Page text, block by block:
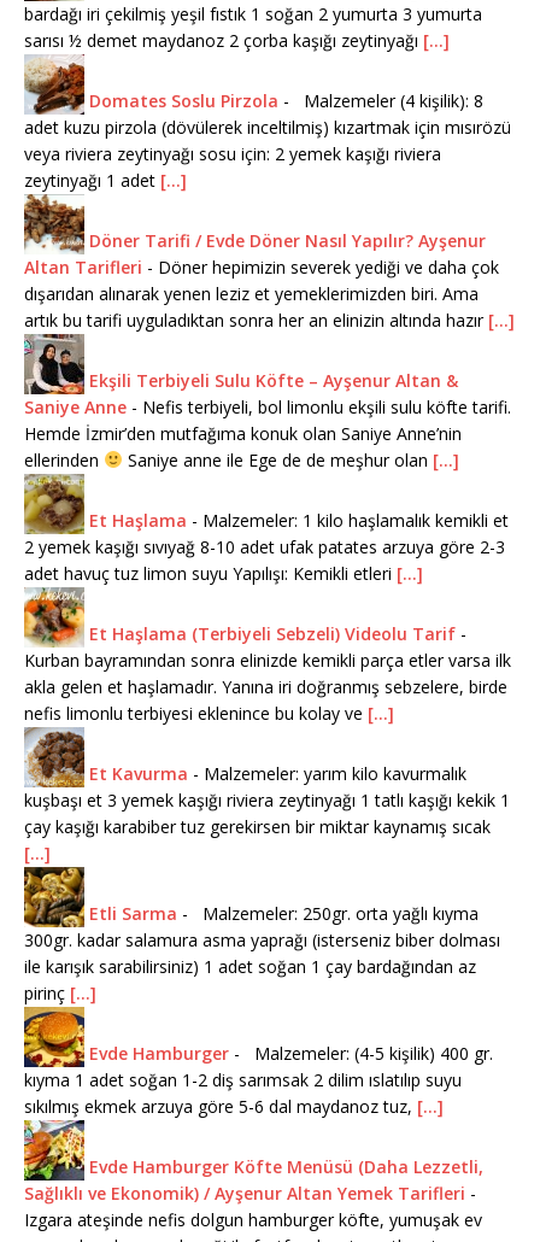
bardağı iri çekilmiş yeşil fıstık 1 soğan 2 yumurta 3 yumurta
sarısı ½ demet maydanoz 2 çorba kaşığı zeytinyağı [...]
Domates Soslu Pirzola -
Malzemeler (4 kişilik): 8
adet kuzu pirzola (dövülerek inceltilmiş) kızartmak için mısırözü
veya riviera zeytinyağı sosu için: 2 yemek kaşığı riviera
zeytinyağı 1 adet [...]
Döner Tarifi / Evde Döner Nasıl Yapılır? Ayşenur
Altan Tarifleri - Döner hepimizin severek yediği ve daha çok
dışarıdan alınarak yenen leziz et yemeklerimizden biri. Ama
artık bu tarifi uyguladıktan sonra her an elinizin altında hazır [...]
Ekşili Terbiyeli Sulu Köfte – Ayşenur Altan &
Saniye Anne - Nefis terbiyeli, bol limonlu ekşili sulu köfte tarifi.
Hemde İzmir’den mutfağıma konuk olan Saniye Anne’nin
ellerinden
Saniye anne ile Ege de de meşhur olan [...]
Et Haşlama - Malzemeler: 1 kilo haşlamalık kemikli et
2 yemek kaşığı sıvıyağ 8-10 adet ufak patates arzuya göre 2-3
adet havuç tuz limon suyu Yapılışı: Kemikli etleri [...]
Et Haşlama (Terbiyeli Sebzeli) Videolu Tarif -
Kurban bayramından sonra elinizde kemikli parça etler varsa ilk
akla gelen et haşlamadır. Yanına iri doğranmış sebzelere, birde
nefis limonlu terbiyesi eklenince bu kolay ve [...]
Et Kavurma - Malzemeler: yarım kilo kavurmalık
kuşbaşı et 3 yemek kaşığı riviera zeytinyağı 1 tatlı kaşığı kekik 1
çay kaşığı karabiber tuz gerekirsen bir miktar kaynamış sıcak
[...]
Etli Sarma -
Malzemeler: 250gr. orta yağlı kıyma
300gr. kadar salamura asma yaprağı (isterseniz biber dolması
ile karışık sarabilirsiniz) 1 adet soğan 1 çay bardağından az
pirinç [...]
Evde Hamburger -
Malzemeler: (4-5 kişilik) 400 gr.
kıyma 1 adet soğan 1-2 diş sarımsak 2 dilim ıslatılıp suyu
sıkılmış ekmek arzuya göre 5-6 dal maydanoz tuz, [...]
Evde Hamburger Köfte Menüsü (Daha Lezzetli,
Sağlıklı ve Ekonomik) / Ayşenur Altan Yemek Tarifleri -
Izgara ateşinde nefis dolgun hamburger köfte, yumuşak ev